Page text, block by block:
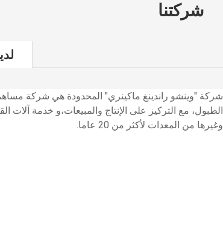
شركتنا
شركة "وينشو راندينغ ماكينري" المحدودة هي شركة
وغيرها من المعدات لأكثر من 20 عاما.